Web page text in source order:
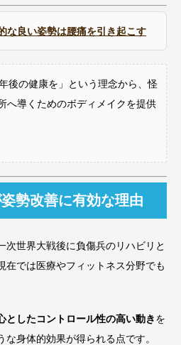
な良い姿勢は腰痛を引き起こす
後の健康を」という理念から、怪
へ導くためのボディメイクを提供
勢改善に有効な理由
次世界大戦後に負傷兵のリハビリと
在では医療やフィットネス分野でも
としたコントロール性の高い動きを
身体的効果が得られる点です。